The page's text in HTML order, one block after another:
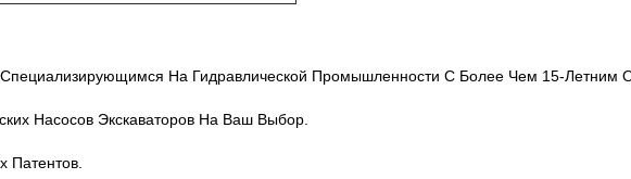
На Гидравлической Промышленности С Более Чем 15-Летним
Насосов Экскаваторов На Ваш Выбор.
Патентов.